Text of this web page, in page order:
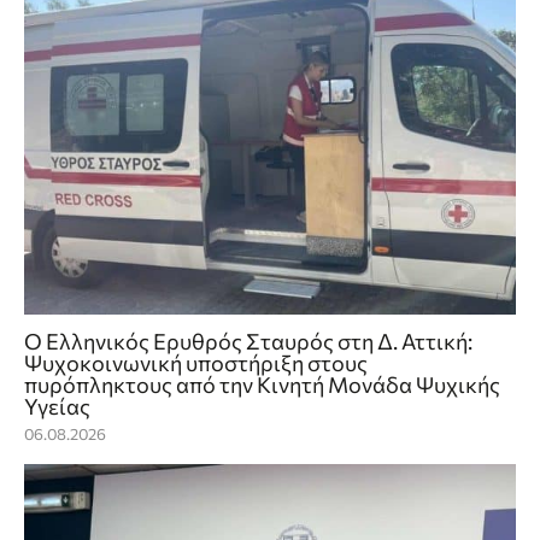
Ο Ελληνικός Ερυθρός Σταυρός στη Δ. Αττική:
Ψυχοκοινωνική υποστήριξη στους
πυρόπληκτους από την Κινητή Μονάδα Ψυχικής
Υγείας
06.08.2026